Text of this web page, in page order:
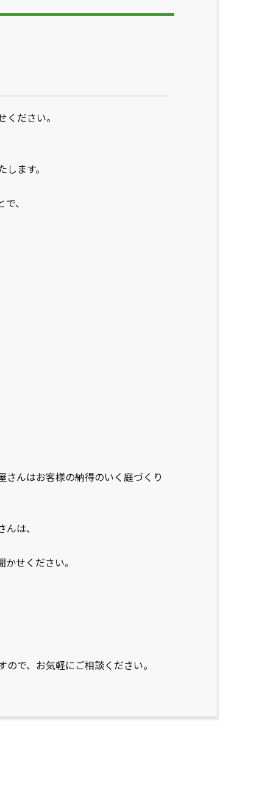
ださい。
ます。
、
んはお客様の納得のいく庭づくり
は、
せください。
で、お気軽にご相談ください。